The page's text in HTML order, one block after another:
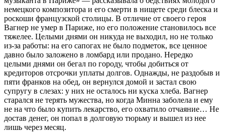
немецкого композитора и его смерти в нищете среди блеска и
роскоши французской столицы. В отличие от своего героя
Вагнер не умер в Париже, но его положение становилось все
тяжелее. Целыми днями он никуда не выходил, но не только
из-за работы: на его сапогах не было подметок, все ценное
давно было заложено в ломбард или продано. Нередко
целыми днями он бегал по городу, чтобы добиться от
кредиторов отсрочки уплаты долгов. Однажды, не раздобыв и
пяти франков на обед, он вернулся домой и застал свою
супругу в слезах: у них не осталось ни куска хлеба. Вагнер
старался не терять мужества, но когда Минна заболела и ему
не на что было купить лекарство, его охватило отчаяние… Не
достав денег, он попал в долговую тюрьму и вышел из нее
лишь через месяц.